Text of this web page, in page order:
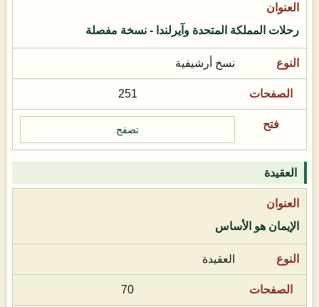
رحلات المملكة المتحدة وآيرلندا - نسخة مفصلة
نسخ أرشيفية
251
تصفح
العقيدة
الإيمان هو الأساس
العقيدة
70